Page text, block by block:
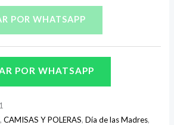
POR WHATSAPP
POR WHATSAPP
,CAMISAS Y POLERAS,Día de las Madres,